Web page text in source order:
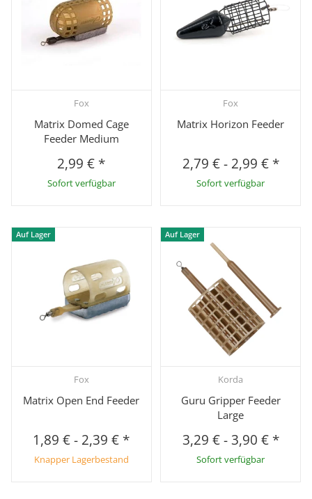
Fox
Matrix Domed Cage
Feeder Medium
2,99 € *
Sofort verfügbar
Fox
Matrix Horizon Feeder
2,79 €- 2,99 € *
Sofort verfügbar
Auf Lager
Fox
Matrix Open End Feeder
1,89 €- 2,39 € *
Knapper Lagerbestand
Auf Lager
Korda
Guru Gripper Feeder
Large
3,29 €-3,90 € *
Sofort verfügbar